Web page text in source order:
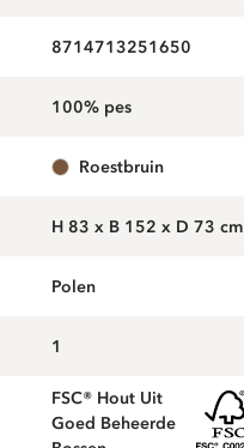
8714713251650
100% pes
roestbruin
H 83 x B 152 x D 73 cm
Polen
1
FSC® Hout Uit
Goed Beheerde